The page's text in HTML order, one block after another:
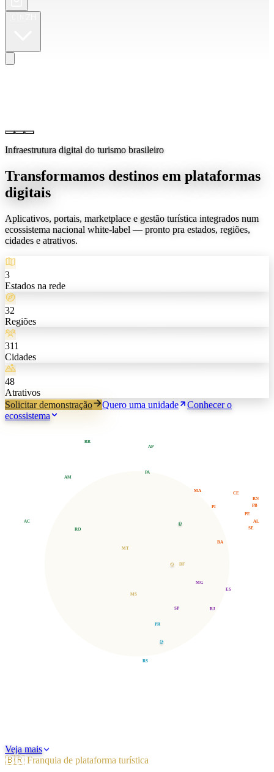
Infraestrutura digital do turismo brasileiro
Transformamos destinos em plataformas
digitais
Aplicativos, portais, marketplace e gestão turística integrados num
ecossistema nacional white-label — pronto pra estados, regiões,
cidades e atrativos.
3
Estados na rede
32
Regiões
311
Cidades
48
Atrativos
Solicitar demonstração
Quero uma unidade
Conhecer o
ecossistema
AC
AM
AP
PA
RO
RR
TO AL
BA
CE
MA
PB
PE
PI
RN
SE
DF
GO
MS
MT
ES
MG
RJ
SP
PR
RS
SC
Veja mais
🇧🇷 Franquia de plataforma turística